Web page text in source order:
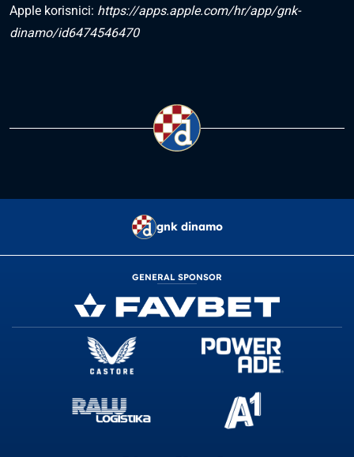
Apple korisnici: https://apps.apple.com/hr/app/gnk-
dinamo/id6474546470
gnk dinamo
GENERAL SPONSOR